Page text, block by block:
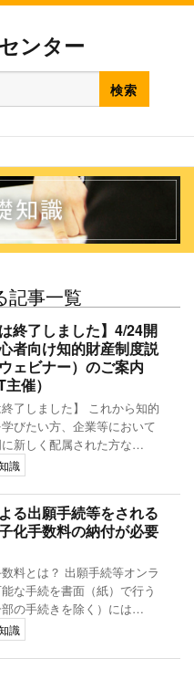
ンター
検
記事一覧
は終了しました】4/24開
者向け知的財産制度説
ェビナー）のご案内
主催）
終了しました】 これから知的
びたい方、企業等において
新しく配属された方な…
識
る出願手続等をされる
化手数料の納付が必要
料とは？ 出願手続等オンラ
な手続を書面（紙）で行う
の手続きを除く）には…
識